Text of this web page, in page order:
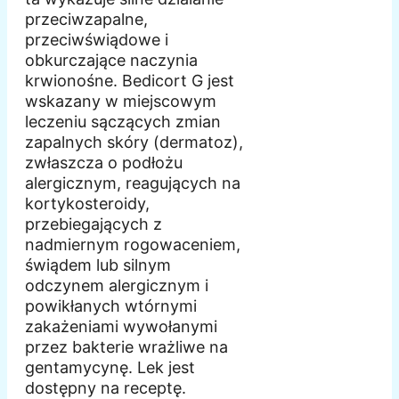
przeciwzapalne,
przeciwświądowe i
obkurczające naczynia
krwionośne. Bedicort G jest
wskazany w miejscowym
leczeniu sączących zmian
zapalnych skóry (dermatoz),
zwłaszcza o podłożu
alergicznym, reagujących na
kortykosteroidy,
przebiegających z
nadmiernym rogowaceniem,
świądem lub silnym
odczynem alergicznym i
powikłanych wtórnymi
zakażeniami wywołanymi
przez bakterie wrażliwe na
gentamycynę. Lek jest
dostępny na receptę.